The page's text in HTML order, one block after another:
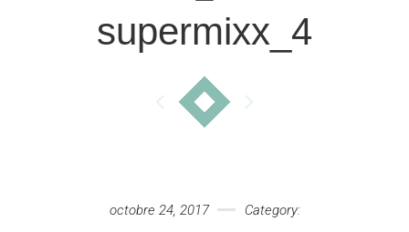
Votre e-mail (obligatoire)
supermixx_4
octobre 24, 2017 Category: